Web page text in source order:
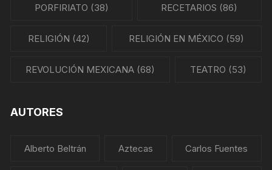
PORFIRIATO (38) RECETARIOS (86)
RELIGIÓN (42) RELIGIÓN EN MÉXICO (59)
REVOLUCIÓN MEXICANA (68) TEATRO (53)
AUTORES
Alberto Beltrán Aztecas Carlos Fuentes